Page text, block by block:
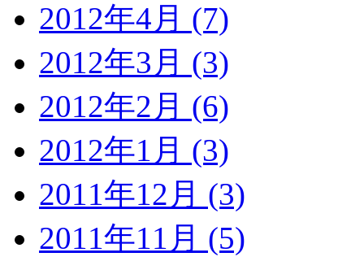
2012年4月 (7)
2012年3月 (3)
2012年2月 (6)
2012年1月 (3)
2011年12月 (3)
2011年11月 (5)